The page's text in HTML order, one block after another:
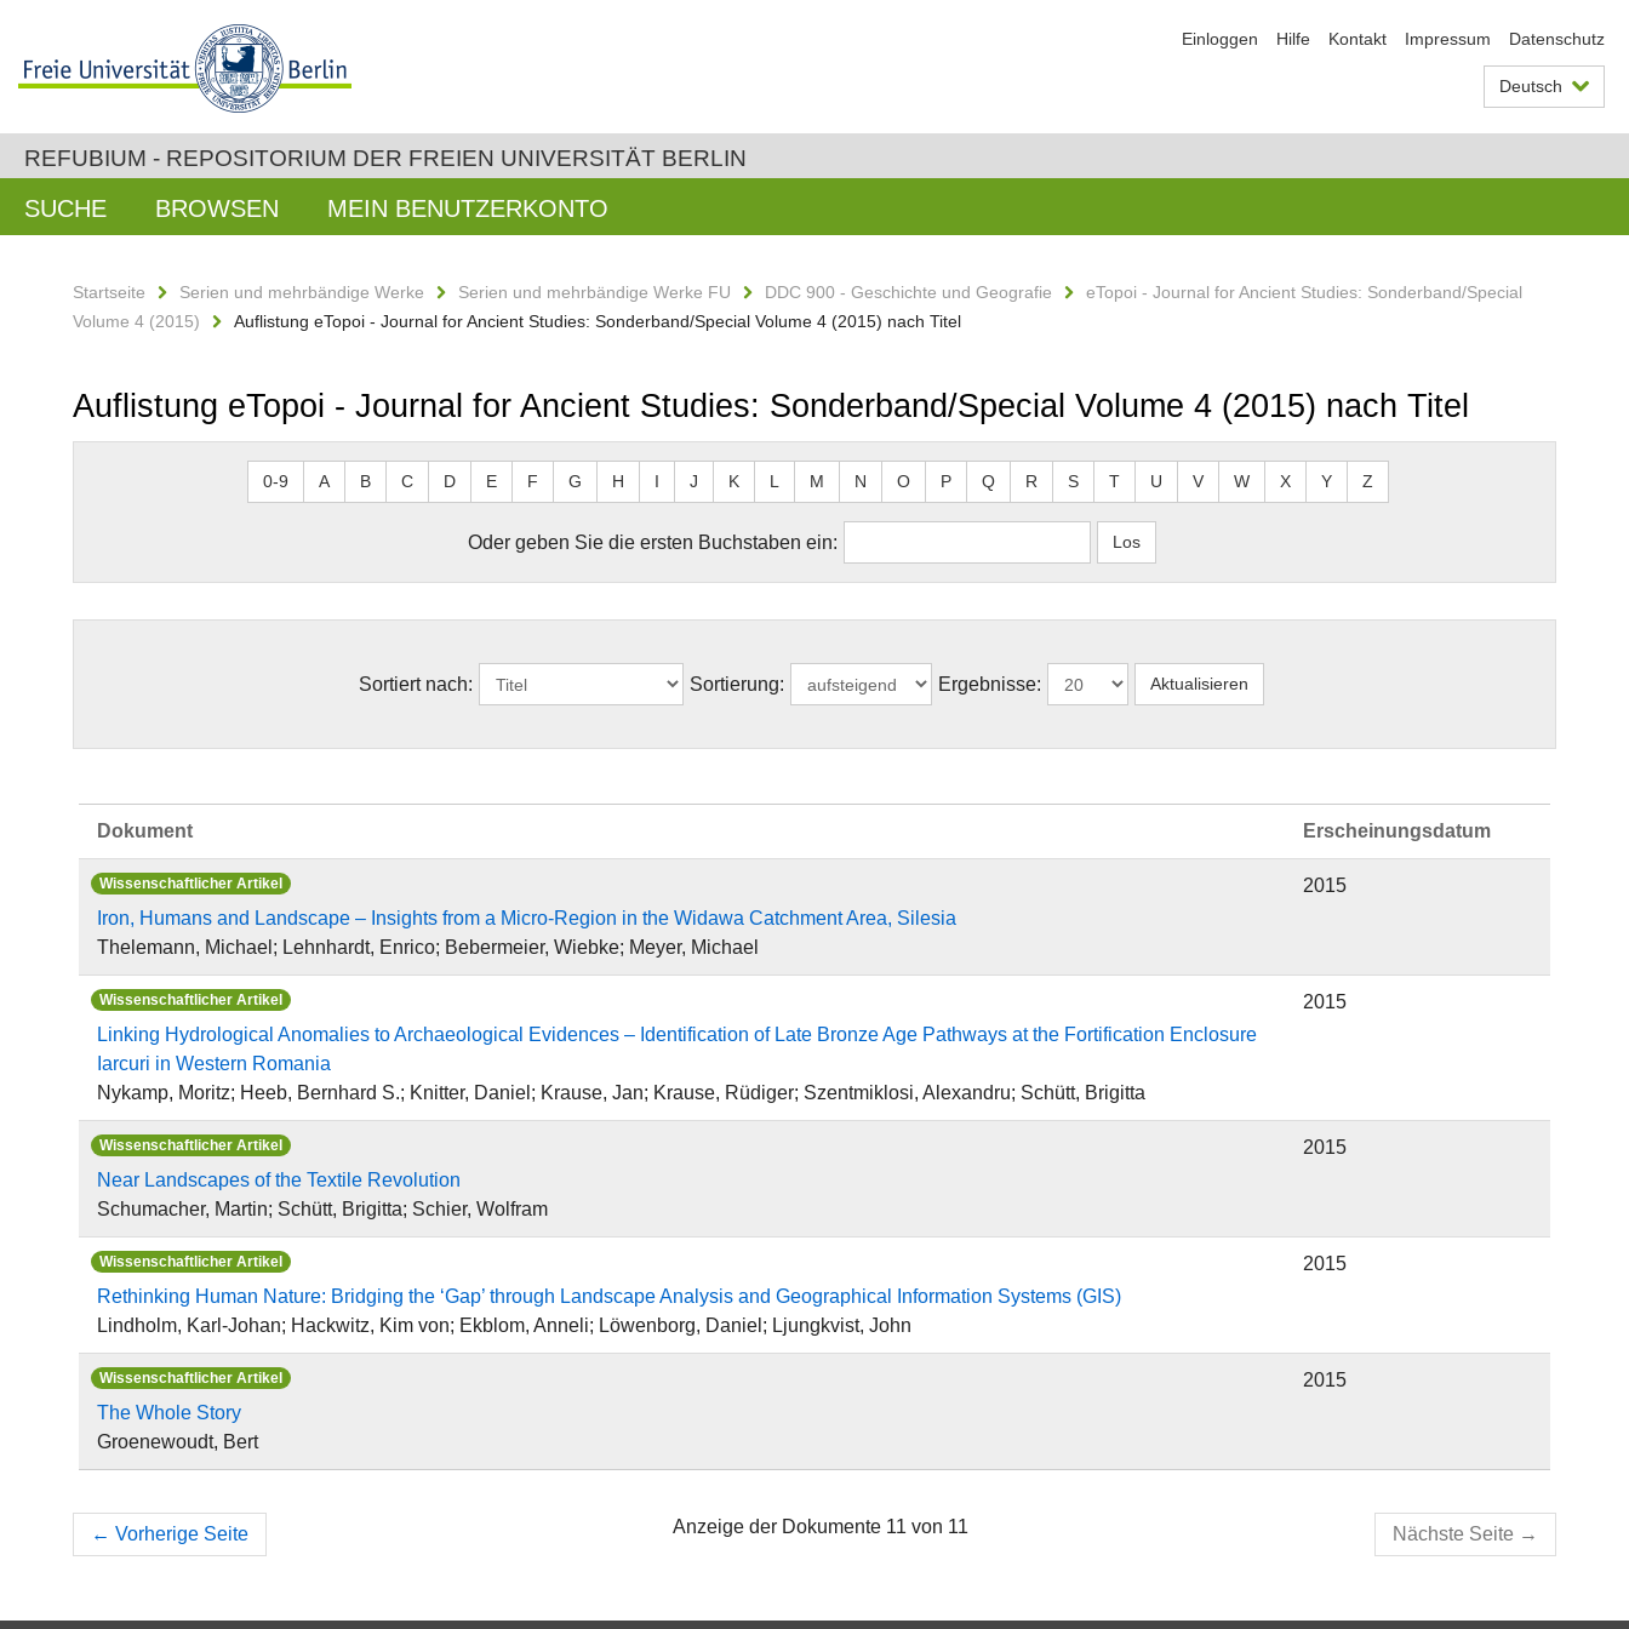
Einloggen Hilfe Kontakt Impressum Datenschutz
Deutsch
REFUBIUM - REPOSITORIUM DER FREIEN UNIVERSITÄT BERLIN
SUCHE BROWSEN MEIN BENUTZERKONTO
Startseite Serien und mehrbändige Werke Serien und mehrbändige Werke FU DDC 900 - Geschichte und Geografie
eTopoi - Journal for Ancient Studies: Sonderband/Special
Volume 4 (2015)
Auflistung eTopoi - Journal for Ancient Studies: Sonderband/Special Volume 4 (2015) nach Titel
Auflistung eTopoi - Journal for Ancient Studies: Sonderband/Special Volume 4 (2015) nach Titel
0-9 A B C D E F G H I J K L M N O P Q R S T U V W X Y Z
Oder geben Sie die ersten Buchstaben ein:
Sortiert nach: Sortierung: Ergebnisse:
Dokument Erscheinungsdatum
Wissenschaftlicher Artikel
Iron, Humans and Landscape – Insights from a Micro-Region in the Widawa Catchment Area, Silesia
Thelemann, Michael; Lehnhardt, Enrico; Bebermeier, Wiebke; Meyer, Michael
2015
Wissenschaftlicher Artikel
Linking Hydrological Anomalies to Archaeological Evidences – Identification of Late Bronze Age Pathways at the Fortification Enclosure
Iarcuri in Western Romania
Nykamp, Moritz; Heeb, Bernhard S.; Knitter, Daniel; Krause, Jan; Krause, Rüdiger; Szentmiklosi, Alexandru; Schütt, Brigitta
2015
Wissenschaftlicher Artikel
Near Landscapes of the Textile Revolution
Schumacher, Martin; Schütt, Brigitta; Schier, Wolfram
2015
Wissenschaftlicher Artikel
Rethinking Human Nature: Bridging the ‘Gap’ through Landscape Analysis and Geographical Information Systems (GIS)
Lindholm, Karl-Johan; Hackwitz, Kim von; Ekblom, Anneli; Löwenborg, Daniel; Ljungkvist, John
2015
Wissenschaftlicher Artikel
The Whole Story
Groenewoudt, Bert
2015
← Vorherige Seite Anzeige der Dokumente 11 von 11 Nächste Seite →